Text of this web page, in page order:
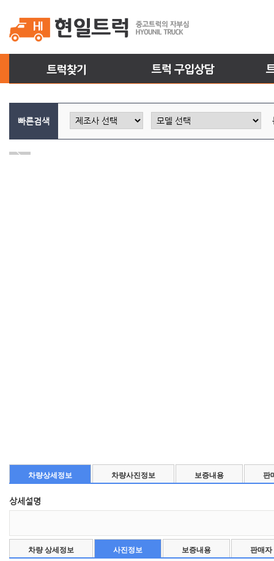
빠른검색
차량상세정보 차량사진정보 보증내용 판
상세설명
차량 상세정보 사진정보 보증내용 판매